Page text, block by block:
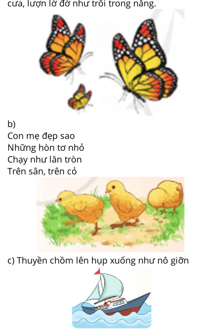
cưa, lượn lờ đờ như trôi trong nắng.
b)
Con mẹ đẹp sao
Những hòn tơ nhỏ
Chạy như lăn tròn
Trên sân, trên cỏ
c) Thuyền chồm lên hụp xuống như nô giỡn